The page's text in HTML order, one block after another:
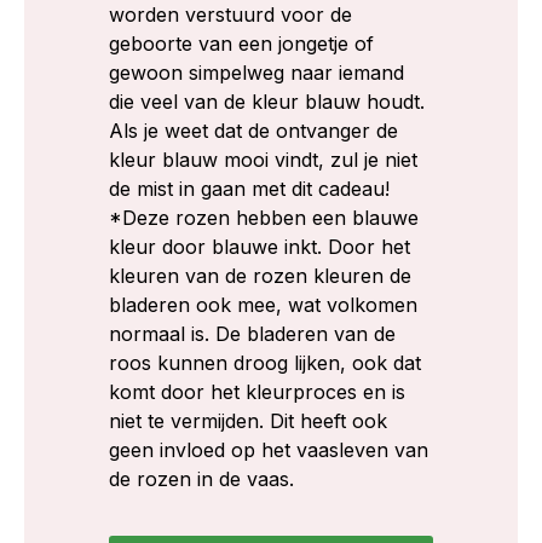
worden verstuurd voor de
geboorte van een jongetje of
gewoon simpelweg naar iemand
die veel van de kleur blauw houdt.
Als je weet dat de ontvanger de
kleur blauw mooi vindt, zul je niet
de mist in gaan met dit cadeau!
*Deze rozen hebben een blauwe
kleur door blauwe inkt. Door het
kleuren van de rozen kleuren de
bladeren ook mee, wat volkomen
normaal is. De bladeren van de
roos kunnen droog lijken, ook dat
komt door het kleurproces en is
niet te vermijden. Dit heeft ook
geen invloed op het vaasleven van
de rozen in de vaas.